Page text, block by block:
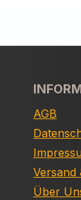
AGB
Versand
Über